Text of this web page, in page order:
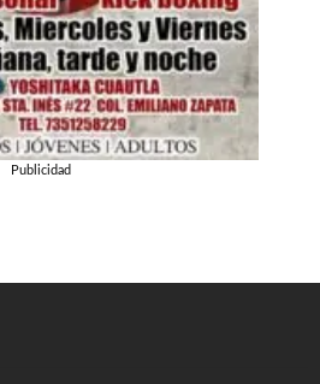
Publicidad